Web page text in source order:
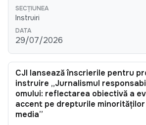
Instruiri
29/07/2026
CJI lansează înscrierile pentru
instruire „Jurnalismul
omului: reflectarea obiectivă a
accent pe drepturile minorităților
media”